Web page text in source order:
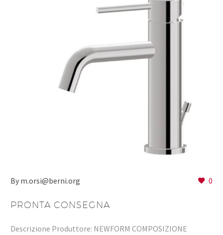
0
By m.orsi@berni.org
PRONTA CONSEGNA
Descrizione Produttore: NEWFORM COMPOSIZIONE